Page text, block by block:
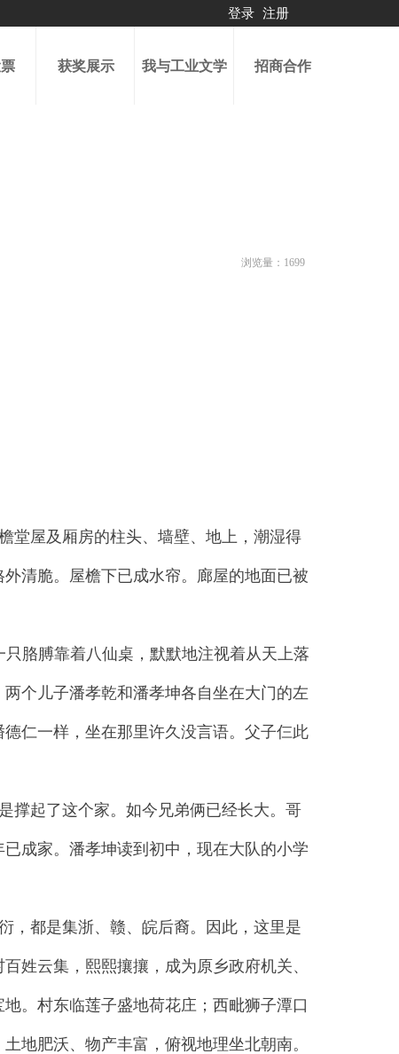
登录 注册
获奖展示 我与工业文学 招商合作
堂屋及厢房的柱头、墙壁、地上，潮湿得
清脆。屋檐下已成水帘。廊屋的地面已被
胳膊靠着八仙桌，默默地注视着从天上落
个儿子潘孝乾和潘孝坤各自坐在大门的左
仁一样，坐在那里许久没言语。父子仨此
撑起了这个家。如今兄弟俩已经长大。哥
成家。潘孝坤读到初中，现在大队的小学
，都是集浙、赣、皖后裔。因此，这里是
姓云集，熙熙攘攘，成为原乡政府机关、
。村东临莲子盛地荷花庄；西毗狮子潭口
地肥沃、物产丰富，俯视地理坐北朝南。
浏览量： 1699